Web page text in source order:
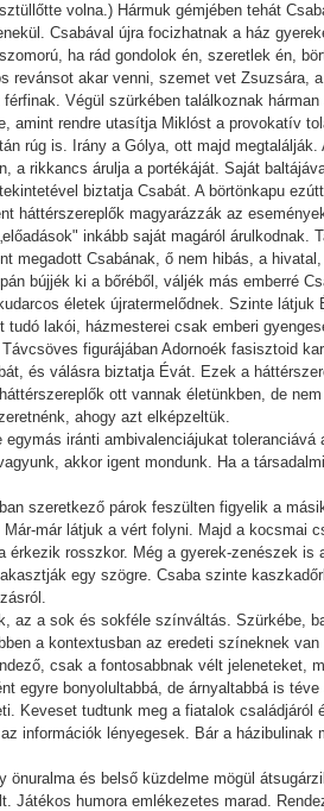
volna.) Hármuk gémjében tehát
Csabával újra focizhatnak a ház
ha rád gondolok én, szeretlek én,
akar venni, szemet vet Zsuzsára,
Végül szürkében találkoznak
amint rendre utasítja Miklóst a provokatív
rúg is. Irány a Gólya, ott majd
a rikkancs árulja a portékáját. Saját
biztatja Csabát. A börtönkapu
háttérszereplők magyarázzák az
inkább saját magáról árulkodnak.
megadott Csabának, ő nem hibás, a
bújjék ki a bőréből, váljék más emberré
életek újratermelődnek. Szinte látjuk
lakói, házmesterei csak emberi
figurájában Adornoék fasisztoid
és válásra biztatja Évát. Ezek a
ott vannak életünkben, de
ahogy azt elképzeltük.
iránti ambivalenciájukat
akkor igent mondunk. Ha a
szeretkező párok feszülten figyelik a
már látjuk a vért folyni. Majd a kocsmai
rosszkor. Még a gyerek-zenészek
egy szögre. Csaba szinte
az a sok és sokféle színváltás. Szürkébe,
a kontextusban az eredeti színeknek
csak a fontosabbnak vélt jeleneteket,
egyre bonyolultabbá, de árnyaltabbá is
Keveset tudtunk meg a fiatalok családjáról
információk lényegesek. Bár a házibulinak
és belső küzdelme mögül
Játékos humora emlékezetes marad.